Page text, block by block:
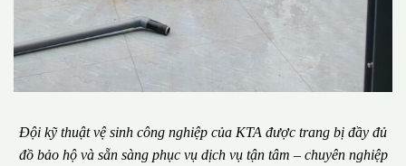
Đội kỹ thuật vệ sinh công nghiệp của KTA được trang bị đầy đủ
đồ bảo hộ và sẵn sàng phục vụ dịch vụ tận tâm – chuyên nghiệp